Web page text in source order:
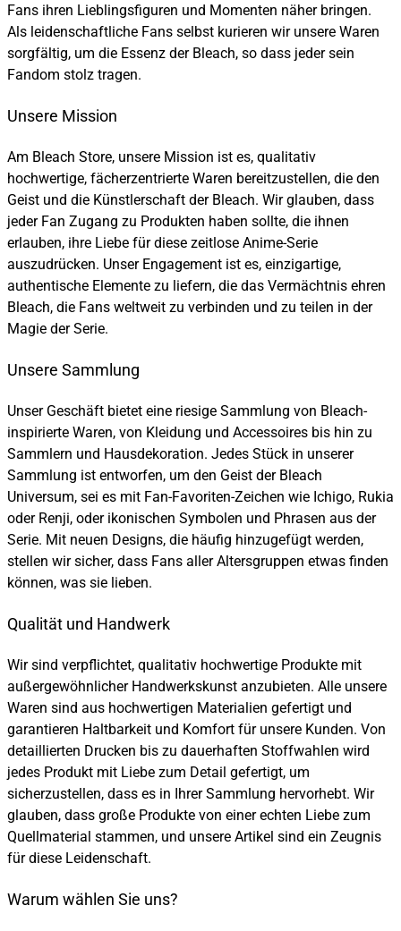
Fans ihren Lieblingsfiguren und Momenten näher bringen.
Als leidenschaftliche Fans selbst kurieren wir unsere Waren
sorgfältig, um die Essenz der Bleach, so dass jeder sein
Fandom stolz tragen.
Unsere Mission
Am Bleach Store, unsere Mission ist es, qualitativ
hochwertige, fächerzentrierte Waren bereitzustellen, die den
Geist und die Künstlerschaft der Bleach. Wir glauben, dass
jeder Fan Zugang zu Produkten haben sollte, die ihnen
erlauben, ihre Liebe für diese zeitlose Anime-Serie
auszudrücken. Unser Engagement ist es, einzigartige,
authentische Elemente zu liefern, die das Vermächtnis ehren
Bleach, die Fans weltweit zu verbinden und zu teilen in der
Magie der Serie.
Unsere Sammlung
Unser Geschäft bietet eine riesige Sammlung von Bleach-
inspirierte Waren, von Kleidung und Accessoires bis hin zu
Sammlern und Hausdekoration. Jedes Stück in unserer
Sammlung ist entworfen, um den Geist der Bleach
Universum, sei es mit Fan-Favoriten-Zeichen wie Ichigo, Rukia
oder Renji, oder ikonischen Symbolen und Phrasen aus der
Serie. Mit neuen Designs, die häufig hinzugefügt werden,
stellen wir sicher, dass Fans aller Altersgruppen etwas finden
können, was sie lieben.
Qualität und Handwerk
Wir sind verpflichtet, qualitativ hochwertige Produkte mit
außergewöhnlicher Handwerkskunst anzubieten. Alle unsere
Waren sind aus hochwertigen Materialien gefertigt und
garantieren Haltbarkeit und Komfort für unsere Kunden. Von
detaillierten Drucken bis zu dauerhaften Stoffwahlen wird
jedes Produkt mit Liebe zum Detail gefertigt, um
sicherzustellen, dass es in Ihrer Sammlung hervorhebt. Wir
glauben, dass große Produkte von einer echten Liebe zum
Quellmaterial stammen, und unsere Artikel sind ein Zeugnis
für diese Leidenschaft.
Warum wählen Sie uns?